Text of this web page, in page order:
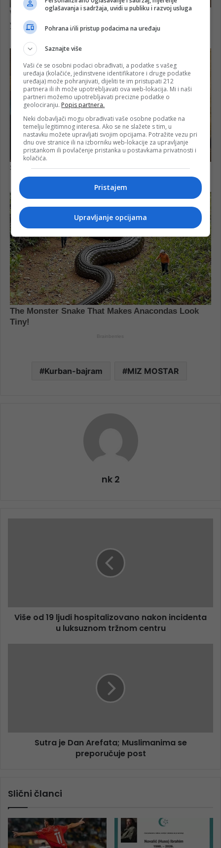
Kurban-bajram MIZ MOSTAR
nk 2
Više od 19 ljudi hospitalizovano nakon incidenta
u luksuznom tržnom centru
Sutra je Dan Arefata; Muslimanima se
preporučuje post
Slični članci
oglašavanja i sadržaja, uvidi u publiku i razvoj usluga
Pohrana i/ili pristup podacima na uređaju
Saznajte više
Vaši će se osobni podaci obrađivati, a podatke s vašeg
uređaja (kolačiće, jedinstvene identifikatore i druge podatke
uređaja) može pohranjivati, dijeliti te im pristupati 212
partnera ili ih može upotrebljavati ova web-lokacija. Mi i naši
partneri možemo upotrebljavati precizne podatke o
geolociranju. Popis partnera.
Neki dobavljači mogu obrađivati vaše osobne podatke na
temelju legitimnog interesa. Ako se ne slažete s tim, u
nastavku možete upravljati svojim opcijama. Potražite vezu pri
dnu ove stranice ili na izborniku web-lokacije za upravljanje
pristankom ili povlačenje pristanka u postavkama privatnosti i
kolačića.
Pristajem
Upravljanje opcijama